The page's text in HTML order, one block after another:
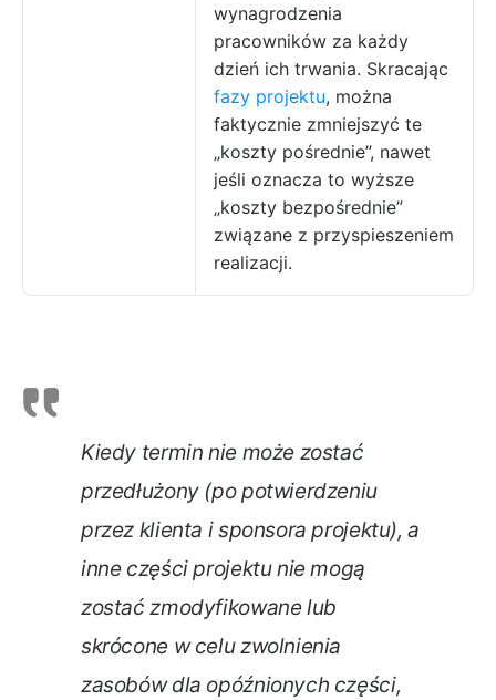
wynagrodzenia
pracowników za każdy
dzień ich trwania. Skracając
fazy projektu, można
faktycznie zmniejszyć te
„koszty pośrednie”, nawet
jeśli oznacza to wyższe
„koszty bezpośrednie”
związane z przyspieszeniem
realizacji.
Kiedy termin nie może zostać
przedłużony (po potwierdzeniu
przez klienta i sponsora projektu), a
inne części projektu nie mogą
zostać zmodyfikowane lub
skrócone w celu zwolnienia
zasobów dla opóźnionych części,